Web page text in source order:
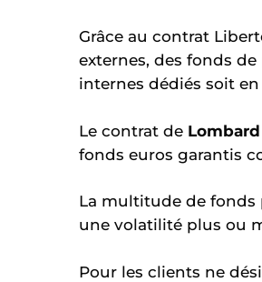
Grâce au contrat
externes, des fonds
internes dédiés soit
Le contrat de
fonds euros garantis
La multitude de fonds
une volatilité plus ou
Pour les clients ne